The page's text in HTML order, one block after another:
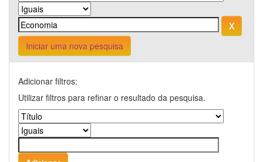
Iniciar uma nova pesquisa
Adicionar filtros:
Utilizar filtros para refinar o resultado da pesquisa.